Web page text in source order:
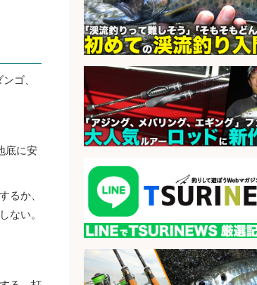
ゴ、
底に安
るか、
ない。